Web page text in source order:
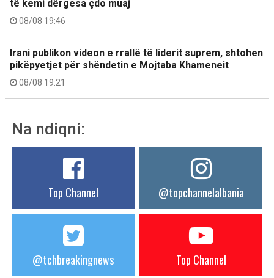
të kemi dërgesa çdo muaj
08/08 19:46
Irani publikon videon e rrallë të liderit suprem, shtohen
pikëpyetjet për shëndetin e Mojtaba Khameneit
08/08 19:21
Na ndiqni:
Top Channel @topchannelalbania
@tchbreakingnews Top Channel